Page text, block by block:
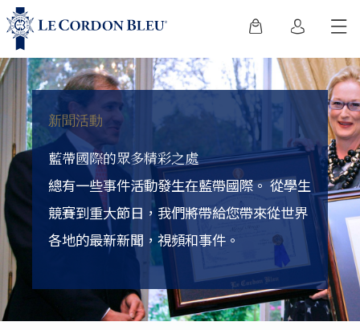
新聞活動
藍帶國際的眾多精彩之處
總有一些事件活動發生在藍帶國際。從學生
競賽到重大節日，我們將帶給您帶來從世界
各地的最新新聞，視頻和事件。